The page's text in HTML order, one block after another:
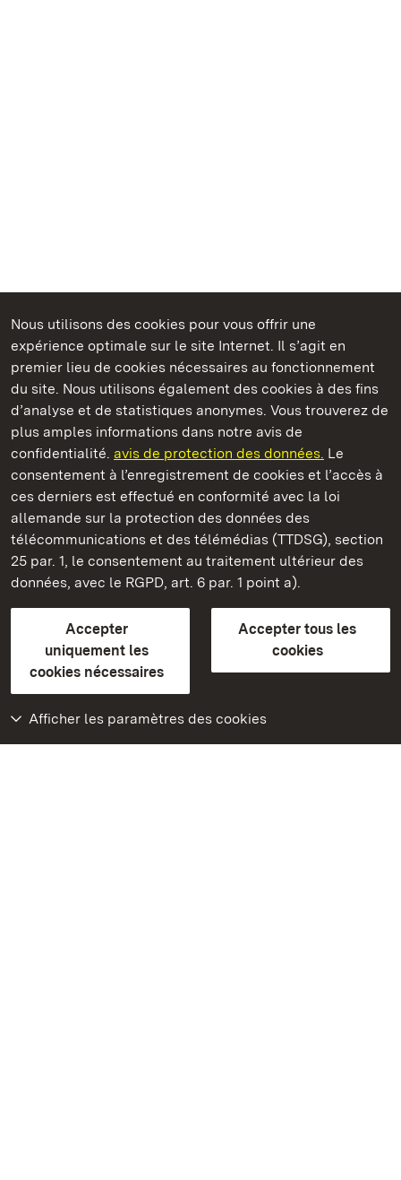
Nous utilisons des cookies pour vous offrir une
expérience optimale sur le site Internet. Il s’agit en
premier lieu de cookies nécessaires au fonctionnement
du site. Nous utilisons également des cookies à des fins
d’analyse et de statistiques anonymes. Vous trouverez de
plus amples informations dans notre avis de
confidentialité. avis de protection des données. Le
consentement à l’enregistrement de cookies et l’accès à
ces derniers est effectué en conformité avec la loi
allemande sur la protection des données des
télécommunications et des télémédias (TTDSG), section
25 par. 1, le consentement au traitement ultérieur des
données, avec le RGPD, art. 6 par. 1 point a).
Accepter
uniquement les
cookies nécessaires
Accepter tous les
cookies
Afficher les paramètres des cookies
Châteaux et jardins publics du Bade-Wurtemberg
Staatliche Schlösser und Gärten Baden‑Württemberg
Châteaux et jardins publics du Bade-Wurtemberg
ContactFAQ et réponsesMentions légales
Protection des données
Explications sur l’accessibilité
BITV-konform (geprüfte Seiten)
plus loin
Accueil
Monuments
Rendez-nous visite